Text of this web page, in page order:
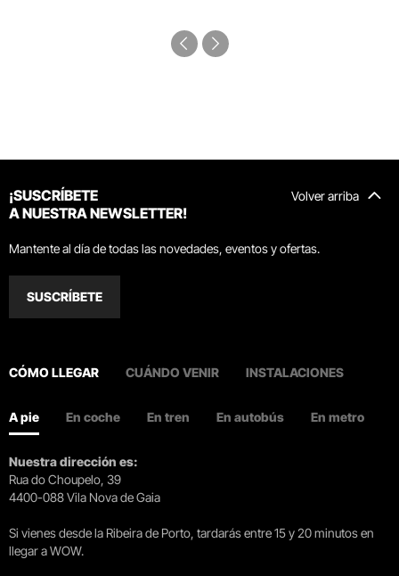
Volver arriba
¡SUSCRÍBETE
A NUESTRA NEWSLETTER!
Mantente al día de todas las novedades, eventos y ofertas.
SUSCRÍBETE
CÓMO LLEGAR CUÁNDO VENIR INSTALACIONES
A pie En coche En tren En autobús En metro
Nuestra dirección es:
Rua do Choupelo, 39
4400-088 Vila Nova de Gaia
Si vienes desde la Ribeira de Porto, tardarás entre 15 y 20 minutos en
llegar a WOW.